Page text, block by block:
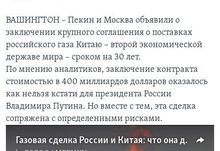
НЬЮ-ЙОРК NEW YORK
АМЕРИКА. БОЛЬШОЕ ПУТЕШЕСТВИЕ
ТЕСТЫ
ВИДЕО
ПОДПИСКА НА НОВОСТИ
Learning English
СОЦИАЛЬНЫЕ СЕТИ
Языки
ВАШИНГТОН – Пекин и Москва объявили о
заключении крупного соглашения о поставках
российского газа Китаю – второй экономической
державе мира – сроком на 30 лет.
По мнению аналитиков, заключение контракта
стоимостью в 400 миллиардов долларов оказалось
как нельзя кстати для президента России
Владимира Путина. Но вместе с тем, эта сделка
сопряжена с определенными рисками.
Газовая сделка России и Китая: что она даст Москве?